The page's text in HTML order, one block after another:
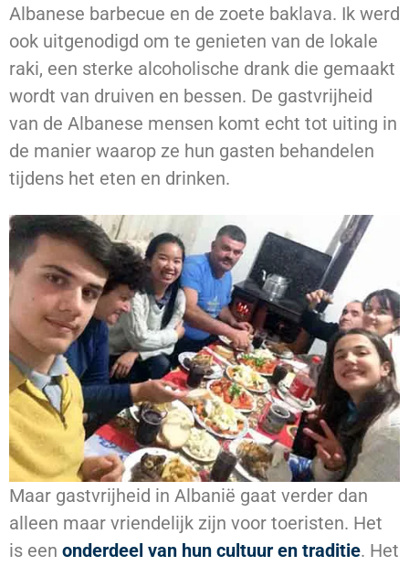
Albanese barbecue en de zoete baklava. Ik werd
ook uitgenodigd om te genieten van de lokale
raki, een sterke alcoholische drank die gemaakt
wordt van druiven en bessen. De gastvrijheid
van de Albanese mensen komt echt tot uiting in
de manier waarop ze hun gasten behandelen
tijdens het eten en drinken.
Maar gastvrijheid in Albanië gaat verder dan
alleen maar vriendelijk zijn voor toeristen. Het
is een onderdeel van hun cultuur en traditie. Het